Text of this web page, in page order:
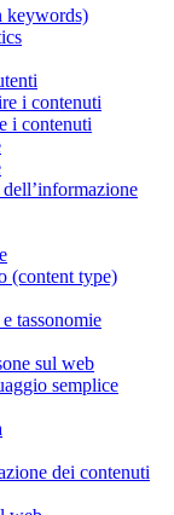
keywords)
i contenuti
i contenuti
(content type)
tassonomie
sul web
semplice
dei contenuti